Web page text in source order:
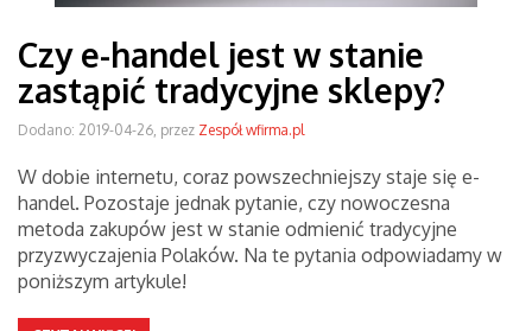
Czy e-handel jest w stanie
zastąpić tradycyjne sklepy?
Dodano: 2019-04-26, przez Zespół wfirma.pl
W dobie internetu, coraz powszechniejszy staje się e-
handel. Pozostaje jednak pytanie, czy nowoczesna
metoda zakupów jest w stanie odmienić tradycyjne
przyzwyczajenia Polaków. Na te pytania odpowiadamy w
poniższym artykule!